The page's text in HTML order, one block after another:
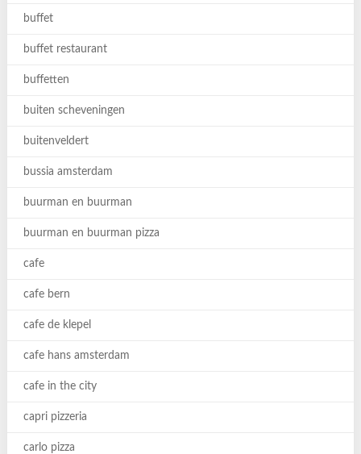
buffet
buffet restaurant
buffetten
buiten scheveningen
buitenveldert
bussia amsterdam
buurman en buurman
buurman en buurman pizza
cafe
cafe bern
cafe de klepel
cafe hans amsterdam
cafe in the city
capri pizzeria
carlo pizza